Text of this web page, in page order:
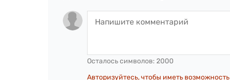
Осталось символов: 2000
Авторизуйтесь, чтобы иметь возможность